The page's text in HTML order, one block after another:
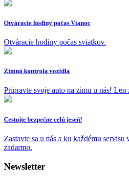
Otváracie hodiny počas Vianoc
Otváracie hodiny počas sviatkov.
Zimná kontrola vozidla
Pripravte svoje auto na zimu u nás! Len
Cestujte bezpečne celú jeseň!
Zastavte sa u nás a ku každému servisu
zadarmo.
Newsletter